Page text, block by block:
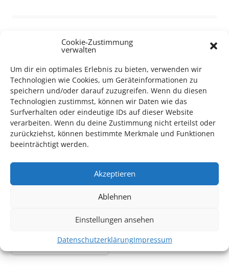
Cookie-Zustimmung
verwalten
Um dir ein optimales Erlebnis zu bieten, verwenden wir
Technologien wie Cookies, um Geräteinformationen zu
speichern und/oder darauf zuzugreifen. Wenn du diesen
Technologien zustimmst, können wir Daten wie das
Surfverhalten oder eindeutige IDs auf dieser Website
verarbeiten. Wenn du deine Zustimmung nicht erteilst oder
zurückziehst, können bestimmte Merkmale und Funktionen
beeinträchtigt werden.
Akzeptieren
Ablehnen
Einstellungen ansehen
DatenschutzerklärungImpressum
Das Kulturparkett freut sich stets überehrenamtliche
Mithilfe im Bereich Technik
. Sie haben Interesse? Dann
melden Sie sich unterinfo@kulturparkett-rhein-neckar.de
*KULTURTIPP SOMMERPAUSE: FESTIVAL DES DEUTSCHEN FILMS*